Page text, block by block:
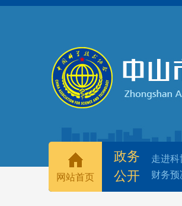
网站首页
政务
公开
走进科
财务预